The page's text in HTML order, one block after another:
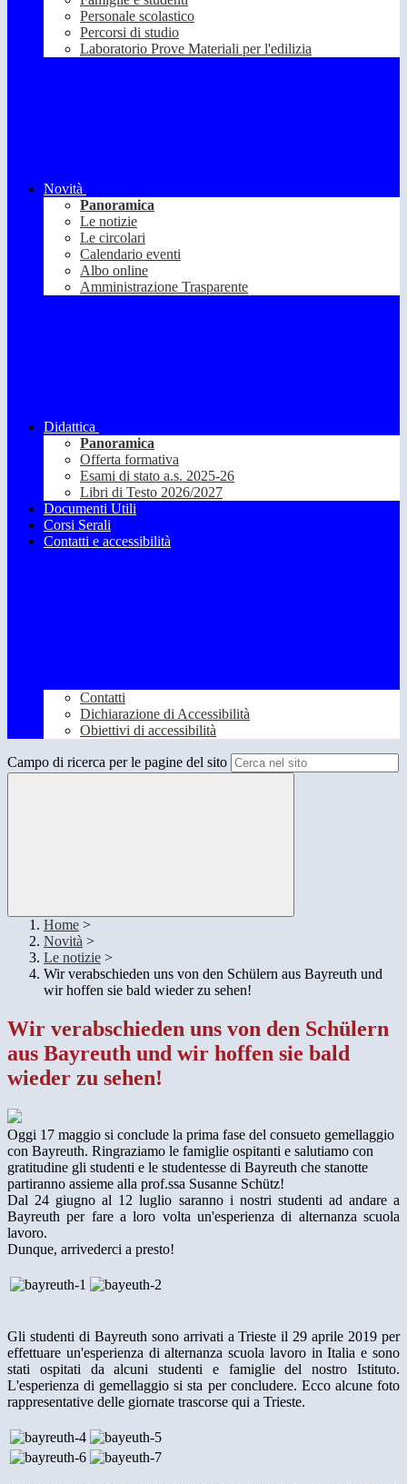
Personale scolastico
Percorsi di studio
Laboratorio Prove Materiali per l'edilizia
Novità
Panoramica
Le notizie
Le circolari
Calendario eventi
Albo online
Amministrazione Trasparente
Didattica
Panoramica
Offerta formativa
Esami di stato a.s. 2025-26
Libri di Testo 2026/2027
Documenti Utili
Corsi Serali
Contatti e accessibilità
Contatti
Dichiarazione di Accessibilità
Obiettivi di accessibilità
Campo di ricerca per le pagine del sito
Home >
Novità >
Le notizie >
Wir verabschieden uns von den Schülern aus Bayreuth und
wir hoffen sie bald wieder zu sehen!
Wir verabschieden uns von den Schülern
aus Bayreuth und wir hoffen sie bald
wieder zu sehen!
Oggi 17 maggio si conclude la prima fase del consueto gemellaggio
con Bayreuth. Ringraziamo le famiglie ospitanti e salutiamo con
gratitudine gli studenti e le studentesse di Bayreuth che stanotte
partiranno assieme alla prof.ssa Susanne Schütz!
Dal 24 giugno al 12 luglio saranno i nostri studenti ad andare a
Bayreuth per fare a loro volta un'esperienza di alternanza scuola
lavoro.
Dunque, arrivederci a presto!
Gli studenti di Bayreuth sono arrivati a Trieste il 29 aprile 2019 per
effettuare un'esperienza di alternanza scuola lavoro in Italia e sono
stati ospitati da alcuni studenti e famiglie del nostro Istituto.
L'esperienza di gemellaggio si sta per concludere. Ecco alcune foto
rappresentative delle giornate trascorse qui a Trieste.